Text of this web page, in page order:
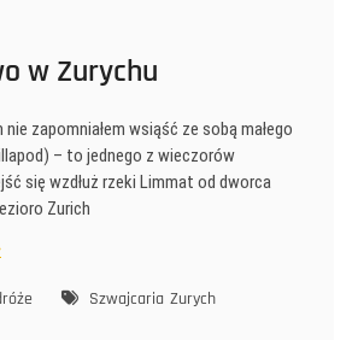
w Zurychu
zapomniałem wsiąść ze sobą małego
– to jednego z wieczorów
się wzdłuż rzeki Limmat od dworca
Zurich
Szwajcaria Zurych